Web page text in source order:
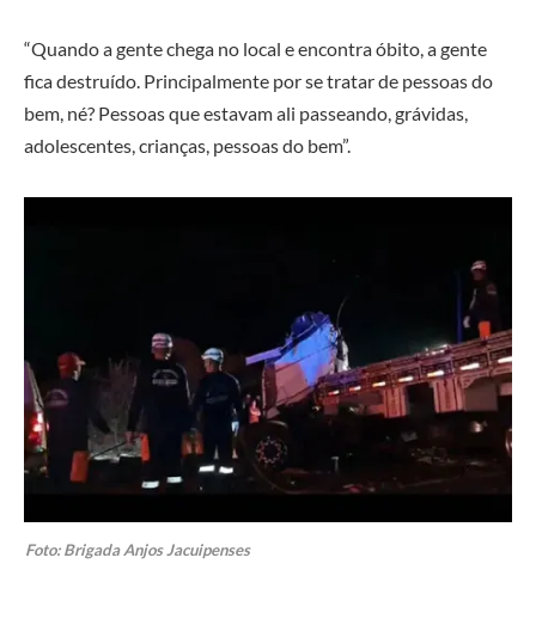
“Quando a gente chega no local e encontra óbito, a gente
fica destruído. Principalmente por se tratar de pessoas do
bem, né? Pessoas que estavam ali passeando, grávidas,
adolescentes, crianças, pessoas do bem”.
Foto: Brigada Anjos Jacuipenses